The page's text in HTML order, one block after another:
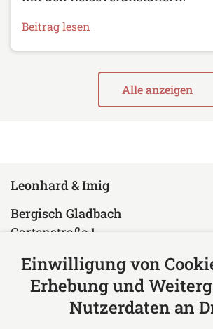
Beitrag lesen
Alle anzeigen
Leonhard & Imig
Bergisch Gladbach
Gartenstraße 1
Deutschland
Tel: +49 2204 97610
Fax: +49 2204 976150
Einwilligung von
Erhebung und
Nutzerdaten an